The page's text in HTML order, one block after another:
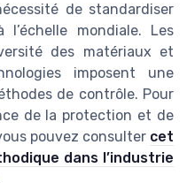
de standardiser
mondiale. Les
des matériaux et
imposent une
de contrôle. Pour
de la protection et de
pouvez consulter cet
dans l’industrie